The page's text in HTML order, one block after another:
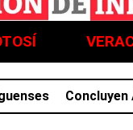
Concluyen